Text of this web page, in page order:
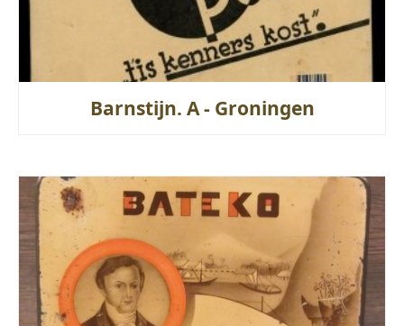
Barnstijn. A - Groningen